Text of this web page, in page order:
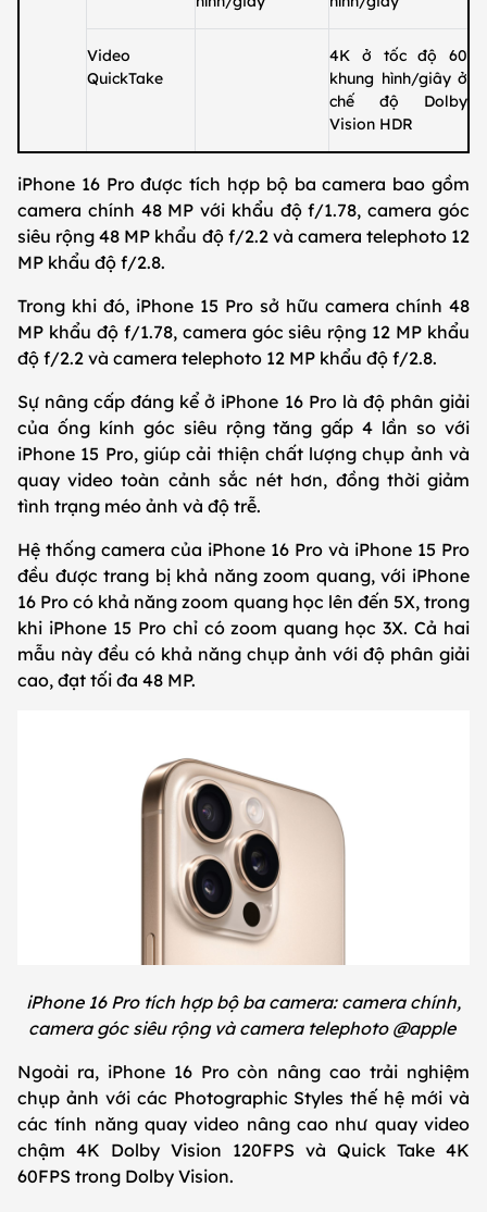
Video
QuickTake
4K ở tốc độ 60
khung hình/giây ở
chế độ Dolby
Vision HDR
iPhone 16 Pro được tích hợp bộ ba camera bao gồm
camera chính 48 MP với khẩu độ f/1.78, camera góc
siêu rộng 48 MP khẩu độ f/2.2 và camera telephoto 12
MP khẩu độ f/2.8.
Trong khi đó, iPhone 15 Pro sở hữu camera chính 48
MP khẩu độ f/1.78, camera góc siêu rộng 12 MP khẩu
độ f/2.2 và camera telephoto 12 MP khẩu độ f/2.8.
Sự nâng cấp đáng kể ở iPhone 16 Pro là độ phân giải
của ống kính góc siêu rộng tăng gấp 4 lần so với
iPhone 15 Pro, giúp cải thiện chất lượng chụp ảnh và
quay video toàn cảnh sắc nét hơn, đồng thời giảm
tình trạng méo ảnh và độ trễ.
Hệ thống camera của iPhone 16 Pro và iPhone 15 Pro
đều được trang bị khả năng zoom quang, với iPhone
16 Pro có khả năng zoom quang học lên đến 5X, trong
khi iPhone 15 Pro chỉ có zoom quang học 3X. Cả hai
mẫu này đều có khả năng chụp ảnh với độ phân giải
cao, đạt tối đa 48 MP.
iPhone 16 Pro tích hợp bộ ba camera: camera chính,
camera góc siêu rộng và camera telephoto @apple
Ngoài ra, iPhone 16 Pro còn nâng cao trải nghiệm
chụp ảnh với các Photographic Styles thế hệ mới và
các tính năng quay video nâng cao như quay video
chậm 4K Dolby Vision 120FPS và Quick Take 4K
60FPS trong Dolby Vision.